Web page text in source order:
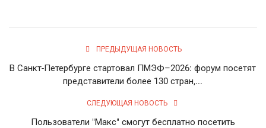
ПРЕДЫДУЩАЯ НОВОСТЬ
В Санкт-Петербурге стартовал ПМЭФ–2026: форум посетят
представители более 130 стран,...
СЛЕДУЮЩАЯ НОВОСТЬ
Пользователи "Макс" смогут бесплатно посетить